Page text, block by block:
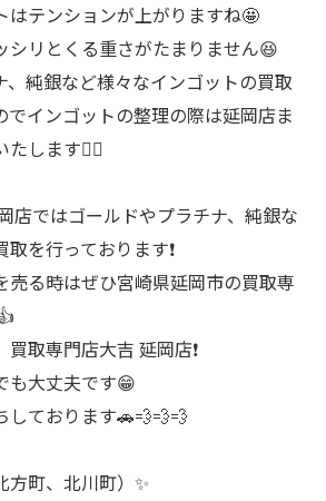
はテンションが上がりますね🤩
シリとくる重さがたまりません😆
、純銀など様々なインゴットの買取
でインゴットの整理の際は延岡店ま
します🙇‍♂️
店ではゴールドやプラチナ、純銀な
を行っております❗
売る時はぜひ宮崎県延岡市の買取専
取専門店大吉 延岡店❗
も大丈夫です😁
しております🚗💨💨💨
町、北川町）✨